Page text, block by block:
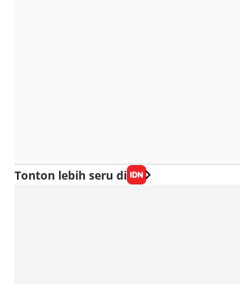
Tonton lebih seru di